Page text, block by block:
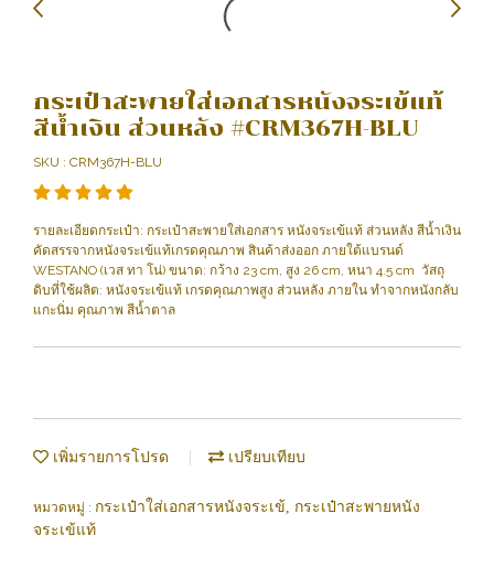
กระเป๋าสะพายใส่เอกสารหนังจระเข้แท้
สีน้ำเงิน ส่วนหลัง #CRM367H-BLU
SKU : CRM367H-BLU
รายละเอียดกระเป๋า: กระเป๋าสะพายใส่เอกสาร หนังจระเข้แท้ ส่วนหลัง สีน้ำเงิน
คัดสรรจากหนังจระเข้แท้เกรดคุณภาพ สินค้าส่งออก ภายใต้แบรนด์
WESTANO (เวส ทา โน่) ขนาด: กว้าง 23 cm, สูง 26 cm, หนา 4.5 cm วัสถุ
ดิบที่ใช้ผลิต: หนังจระเข้แท้ เกรดคุณภาพสูง ส่วนหลัง ภายใน ทำจากหนังกลับ
แกะนิ่ม คุณภาพ สีน้ำตาล
เพิ่มรายการโปรด เปรียบเทียบ
หมวดหมู่ : กระเป๋าใส่เอกสารหนังจระเข้, กระเป๋าสะพายหนัง
จระเข้แท้